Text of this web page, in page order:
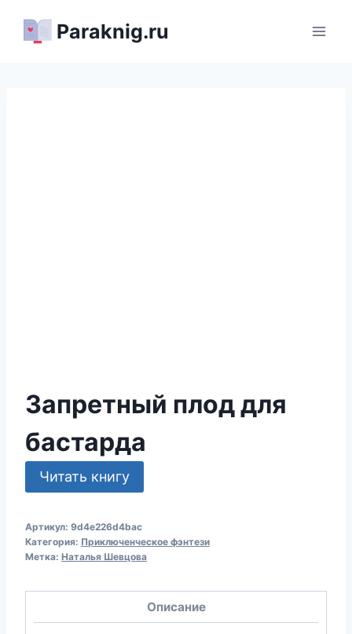
Paraknig.ru
Запретный плод для
бастарда
Читать книгу
Артикул: 9d4e226d4bac
Категория: Приключенческое фэнтези
Метка: Наталья Шевцова
Описание